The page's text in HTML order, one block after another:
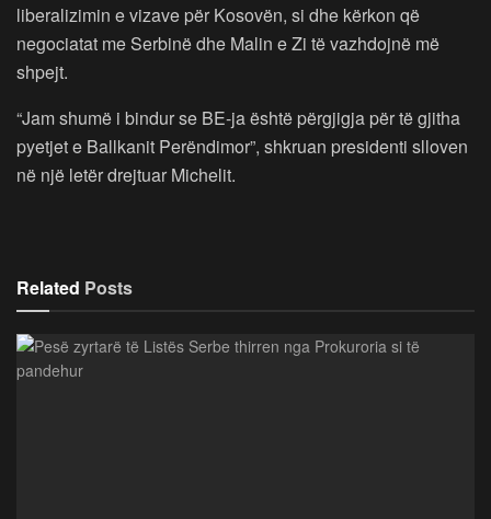
liberalizimin e vizave për Kosovën, si dhe kërkon që
negociatat me Serbinë dhe Malin e Zi të vazhdojnë më
shpejt.
“Jam shumë i bindur se BE-ja është përgjigja për të gjitha
pyetjet e Ballkanit Perëndimor”, shkruan presidenti slloven
në një letër drejtuar Michelit.
Related Posts